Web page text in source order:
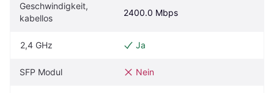
Geschwindigkeit,
kabellos
2400.0 Mbps
2,4 GHz Ja
SFP Modul Nein